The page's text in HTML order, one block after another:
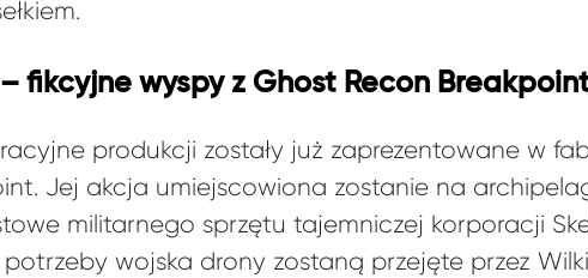
fikcyjne wyspy z Ghost Recon
produkcji zostały już zaprezentowane w
Jej akcja umiejscowiona zostanie na
militarnego sprzętu tajemniczej korporacji
wojska drony zostaną przejęte przez